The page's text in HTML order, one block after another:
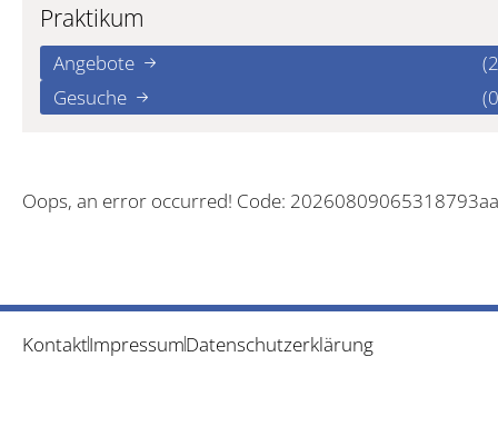
Praktikum
Angebote
Gesuche
Oops, an error occurred! Code:
KontaktImpressumDatenschutzerklärung